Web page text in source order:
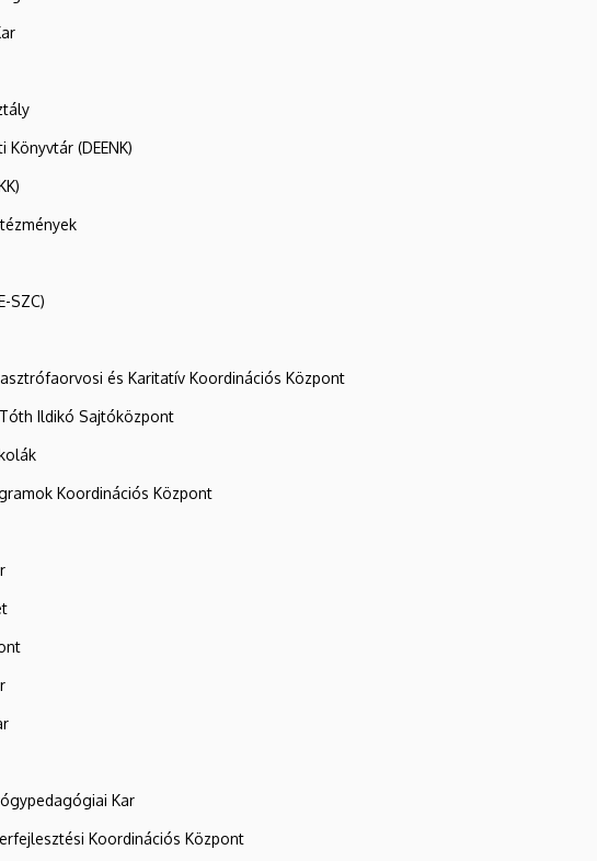
Könyvtár (DEENK)
SZC)
és Karitatív Koordinációs Központ
Ildikó Sajtóközpont
Koordinációs Központ
Kar
Koordinációs Központ